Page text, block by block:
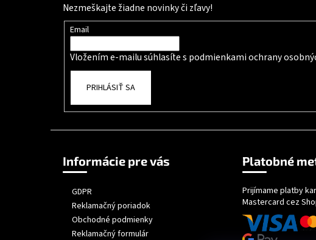
Nezmeškajte žiadne novinky či zľavy!
Email
Vložením e-mailu súhlasíte s podmienkami ochrany
PRIHLÁSIŤ SA
Informácie pre vás
GDPR
Reklamačný poriadok
Obchodné podmienky
Reklamačný formulár
Platobné
Prijímame platby
Mastercard cez